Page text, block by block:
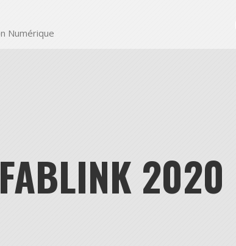
Numérique
FABLINK 2020